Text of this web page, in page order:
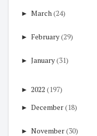
► March(24)
► February(29)
► January(31)
► 2022 (197)
► December(18)
► November(30)